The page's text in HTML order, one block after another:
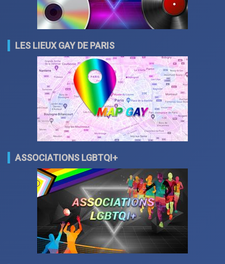
LES LIEUX GAY DE PARIS
ASSOCIATIONS LGBTQI+